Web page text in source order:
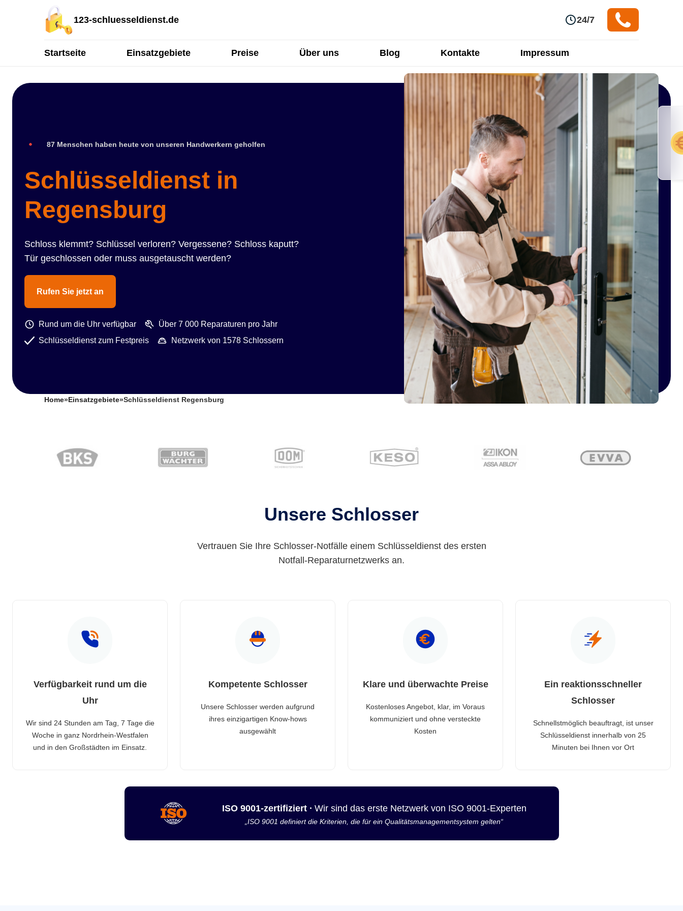
123-schluesseldienst.de 24/7
Startseite Einsatzgebiete Preise Über uns Blog Kontakte Impressum
87 Menschen haben heute von unseren Handwerkern geholfen
Schlüsseldienst in
Regensburg
Schloss klemmt? Schlüssel verloren? Vergessene? Schloss kaputt?
Tür geschlossen oder muss ausgetauscht werden?
Rufen Sie jetzt an
Rund um die Uhr verfügbar
Über 7 000 Reparaturen pro Jahr
Schlüsseldienst zum Festpreis
Netzwerk von 1578 Schlossern
Home» Einsatzgebiete»Schlüsseldienst Regensburg
Unsere Schlosser
Vertrauen Sie Ihre Schlosser-Notfälle einem Schlüsseldienst des ersten
Notfall-Reparaturnetzwerks an.
Verfügbarkeit rund um die
Uhr
Wir sind 24 Stunden am Tag, 7 Tage die
Woche in ganz Nordrhein-Westfalen
und in den Großstädten im Einsatz.
Kompetente Schlosser
Unsere Schlosser werden aufgrund
ihres einzigartigen Know-hows
ausgewählt
Klare und überwachte Preise
Kostenloses Angebot, klar, im Voraus
kommuniziert und ohne versteckte
Kosten
Ein reaktionsschneller
Schlosser
Schnellstmöglich beauftragt, ist unser
Schlüsseldienst innerhalb von 25
Minuten bei Ihnen vor Ort
ISO 9001-zertifiziert · Wir sind das erste Netzwerk von ISO 9001-Experten
„ISO 9001 definiert die Kriterien, die für ein Qualitätsmanagementsystem gelten“